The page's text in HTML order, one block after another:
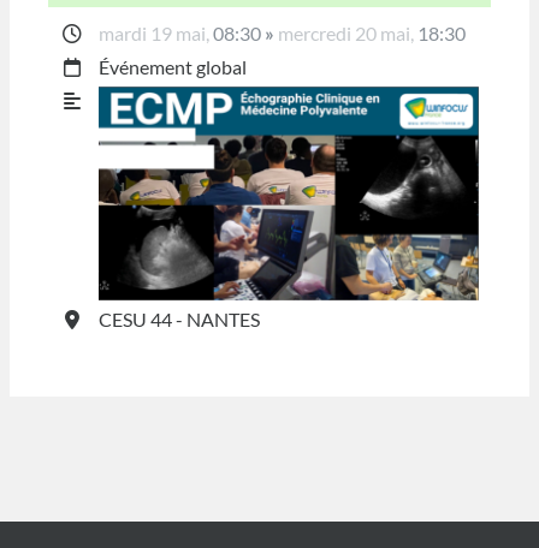
mardi 19 mai, 08:30 » mercredi 20 mai, 18:30
Événement global
CESU 44 - NANTES